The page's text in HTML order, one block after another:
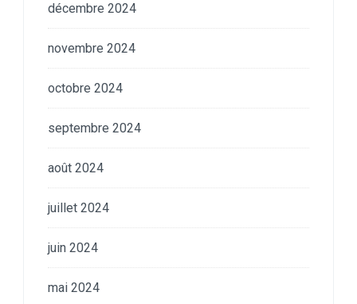
décembre 2024
novembre 2024
octobre 2024
septembre 2024
août 2024
juillet 2024
juin 2024
mai 2024